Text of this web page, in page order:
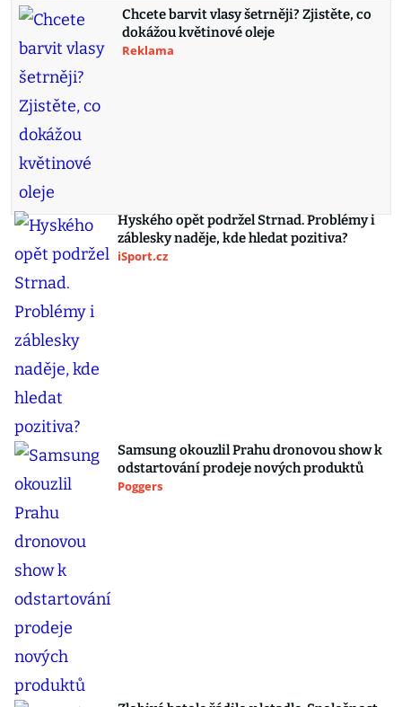
Chcete barvit vlasy šetrněji? Zjistěte, co
dokážou květinové oleje
Reklama
Hyského opět podržel Strnad. Problémy i
záblesky naděje, kde hledat pozitiva?
iSport.cz
Samsung okouzlil Prahu dronovou show k
odstartování prodeje nových produktů
Poggers